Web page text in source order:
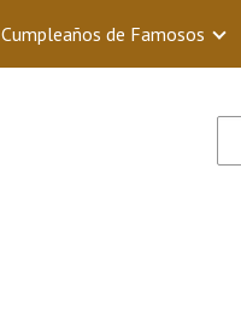
Cumpleaños de Famosos